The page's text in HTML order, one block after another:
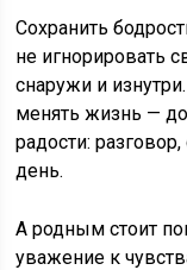
Сохранить
не игнорировать
снаружи и
менять жизнь —
радости:
день.
А родным стоит
уважение к